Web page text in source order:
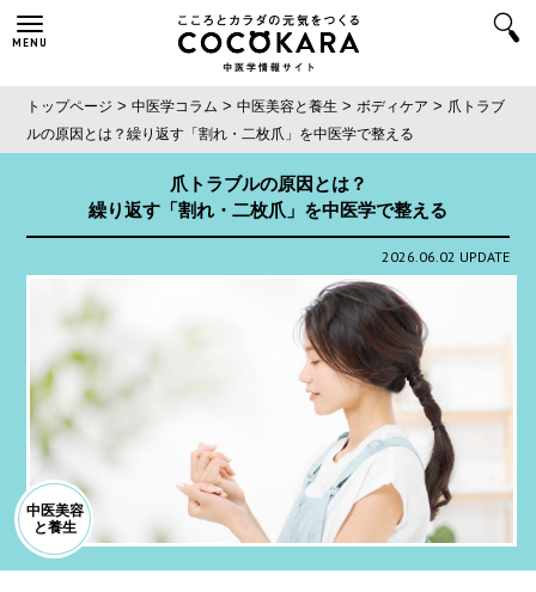
MENU
トップページ >中医学コラム >中医美容と養生 > ボディケア > 爪トラブ
ルの原因とは？繰り返す「割れ・二枚爪」を中医学で整える
中医美容
と養生
爪トラブルの原因とは？
繰り返す「割れ・二枚爪」を中医学で整える
2026.06.02 UPDATE